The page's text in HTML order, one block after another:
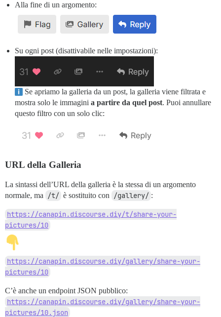
Alla fine di un argomento:
Su ogni post (disattivabile nelle impostazioni):
Se apriamo la galleria da un post, la galleria viene filtrata e
mostra solo le immagini a partire da quel post. Puoi annullare
questo filtro con un solo clic:
URL della Galleria
La sintassi dell’URL della galleria è la stessa di un argomento
normale, ma
/t/ è sostituito con /gallery/ :
https://canapin.discourse.diy/t/share-your-
pictures/10
https://canapin.discourse.diy/gallery/share-your-
pictures/10
C’è anche un endpoint JSON pubblico:
https://canapin.discourse.diy/gallery/share-your-
pictures/10.json